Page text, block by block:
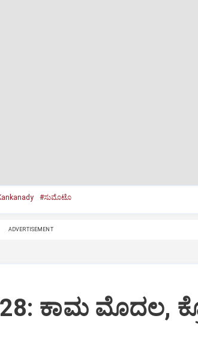
#ಸುಮೊಟೊ
ADVERTISEMENT
ಕಾಮ ಮೊದಲ,